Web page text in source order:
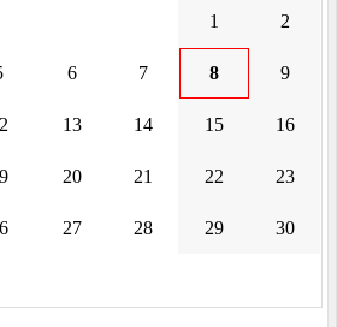
1 2
6 7 8 9
13 14 15 16
20 21 22 23
27 28 29 30